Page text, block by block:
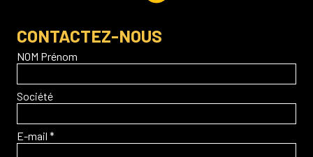
CONTACTEZ-NOUS
NOM Prénom
Société
E-mail *